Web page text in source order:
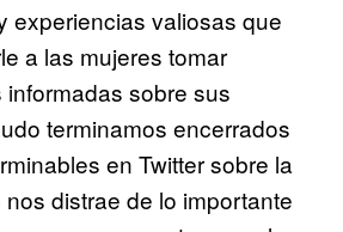
experiencias valiosas que
a las mujeres tomar
sobre sus
terminamos encerrados
en Twitter sobre la
distrae de lo importante